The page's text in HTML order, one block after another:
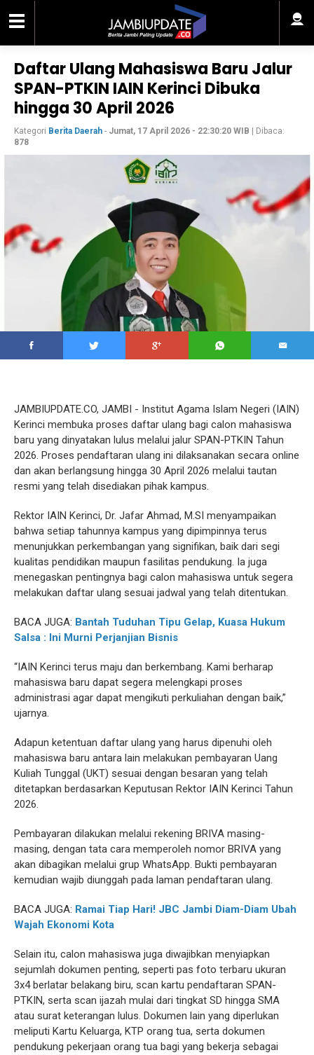
Daftar Ulang Mahasiswa Baru Jalur
SPAN-PTKIN IAIN Kerinci Dibuka
hingga 30 April 2026
Kategori Berita Daerah - Jumat, 17 April 2026 - 22:30:20 WIB | Dibaca:
878
JAMBIUPDATE.CO, JAMBI - Institut Agama Islam Negeri (IAIN)
Kerinci membuka proses daftar ulang bagi calon mahasiswa
baru yang dinyatakan lulus melalui jalur SPAN-PTKIN Tahun
2026. Proses pendaftaran ulang ini dilaksanakan secara online
dan akan berlangsung hingga 30 April 2026 melalui tautan
resmi yang telah disediakan pihak kampus.
Rektor IAIN Kerinci, Dr. Jafar Ahmad, M.SI menyampaikan
bahwa setiap tahunnya kampus yang dipimpinnya terus
menunjukkan perkembangan yang signifikan, baik dari segi
kualitas pendidikan maupun fasilitas pendukung. Ia juga
menegaskan pentingnya bagi calon mahasiswa untuk segera
melakukan daftar ulang sesuai jadwal yang telah ditentukan.
BACA JUGA: Bantah Tuduhan Tipu Gelap, Kuasa Hukum
Salsa : Ini Murni Perjanjian Bisnis
“IAIN Kerinci terus maju dan berkembang. Kami berharap
mahasiswa baru dapat segera melengkapi proses
administrasi agar dapat mengikuti perkuliahan dengan baik,”
ujarnya.
Adapun ketentuan daftar ulang yang harus dipenuhi oleh
mahasiswa baru antara lain melakukan pembayaran Uang
Kuliah Tunggal (UKT) sesuai dengan besaran yang telah
ditetapkan berdasarkan Keputusan Rektor IAIN Kerinci Tahun
2026.
Pembayaran dilakukan melalui rekening BRIVA masing-
masing, dengan tata cara memperoleh nomor BRIVA yang
akan dibagikan melalui grup WhatsApp. Bukti pembayaran
kemudian wajib diunggah pada laman pendaftaran ulang.
BACA JUGA: Ramai Tiap Hari! JBC Jambi Diam-Diam Ubah
Wajah Ekonomi Kota
Selain itu, calon mahasiswa juga diwajibkan menyiapkan
sejumlah dokumen penting, seperti pas foto terbaru ukuran
3x4 berlatar belakang biru, scan kartu pendaftaran SPAN-
PTKIN, serta scan ijazah mulai dari tingkat SD hingga SMA
atau surat keterangan lulus. Dokumen lain yang diperlukan
meliputi Kartu Keluarga, KTP orang tua, serta dokumen
pendukung pekerjaan orang tua bagi yang bekerja sebagai